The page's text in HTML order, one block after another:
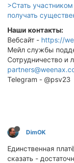
>Стать
получать
Наши контакты:
Вебсайт - https://
Мейл службы
Сотрудничество
Telegram - @psv23
DimOK
Единственная
сказать -